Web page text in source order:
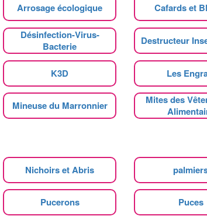
Arrosage écologique Cafards et
Désinfection-Virus-
Bacterie
Destructeur
K3D Les
Mineuse du Marronnier
Mites des
Nichoirs et Abris
Pucerons Puces